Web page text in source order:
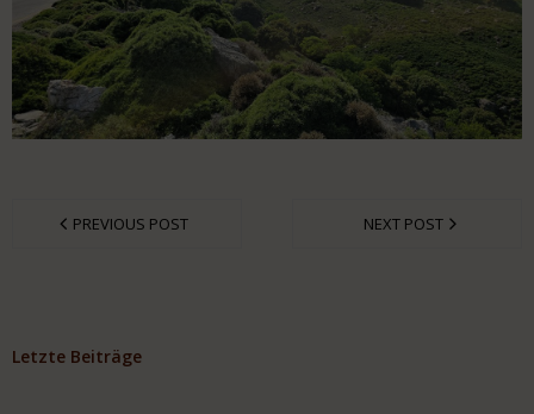
Impressum
Datenschutz
PREVIOUS POST NEXT POST
Letzte Beiträge